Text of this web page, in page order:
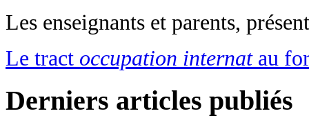
Les enseignants et parents,
Le tract occupation internatau
Derniers articles publiés